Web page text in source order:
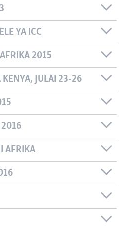
YA ICC
2015
KENYA, JULAI 23-26
2016
AFRIKA